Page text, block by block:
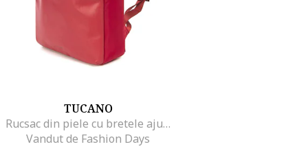
TUCANO
Rucsac din piele cu bretele ajustabile, Rosu
Vandut de Fashion Days